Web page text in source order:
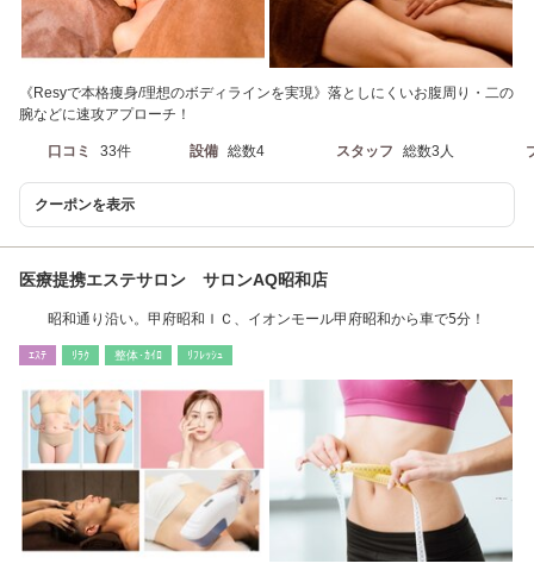
《Resyで本格痩身/理想のボディラインを実現》落としにくいお腹周り・二の
腕などに速攻アプローチ！
口コミ 33件 設備 総数4 スタッフ 総数3人
クーポンを表示
医療提携エステサロン サロンAQ昭和店
昭和通り沿い。甲府昭和ＩＣ、イオンモール甲府昭和から車で5分！
ｴｽﾃ ﾘﾗｸ 整体･ｶｲﾛ ﾘﾌﾚｯｼｭ